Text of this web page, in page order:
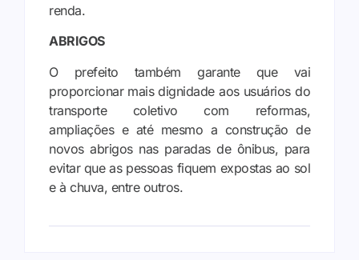
renda.
ABRIGOS
O prefeito também garante que vai
proporcionar mais dignidade aos usuários do
transporte coletivo com reformas,
ampliações e até mesmo a construção de
novos abrigos nas paradas de ônibus, para
evitar que as pessoas fiquem expostas ao sol
e à chuva, entre outros.